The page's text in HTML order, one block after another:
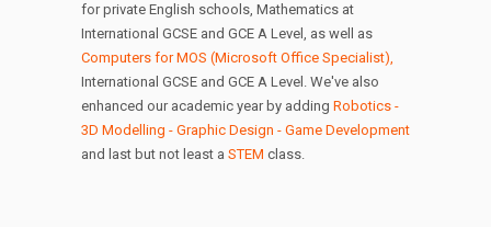
for private English schools, Mathematics at
International GCSE and GCE A Level, as well as
Computers for MOS (Microsoft Office Specialist),
International GCSE and GCE A Level. We've also
enhanced our academic year by adding Robotics -
3D Modelling - Graphic Design - Game Development
and last but not least a STEM class.